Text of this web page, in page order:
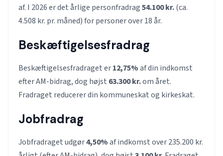
af. I 2026 er det årlige personfradrag54.100 kr.(ca.
4.508 kr. pr. måned) for personer over 18 år.
Beskæftigelsesfradrag
Beskæftigelsesfradraget er12,75%af din indkomst
efter AM-bidrag, dog højst 63.300 kr.om året.
Fradraget reducerer din kommuneskat og kirkeskat.
Jobfradrag
Jobfradraget udgør4,50%af indkomst over 235.200 kr.